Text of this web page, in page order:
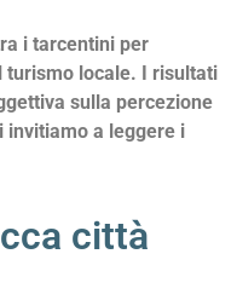
i tarcentini per
turismo locale. I risultati
sulla percezione
invitiamo a leggere i
città